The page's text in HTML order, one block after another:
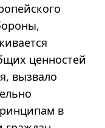
ценностей
вызвало
в